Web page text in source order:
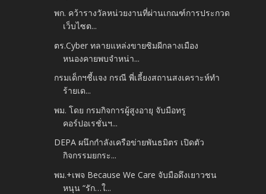
พก. คว้ารางวัลหน่วยงานที่ผ่านเกณฑ์การประกวด
เว็บไซต...
ตร.Cyber ทลายแหล่งขายซิมผีกลางเมือง
หนองคายพบจำหน่า...
กรมเด็กฯชี้แจง กรณี พี่เลี้ยงสถานสงเคราะห์ทำ
ร้ายเด...
พม. โดย กรมกิจการผู้สูงอายุ จับมือทรู
คอร์ปอเรชั่นฯ...
DEPA ผนึกกำลังเครือข่ายพันธมิตร เปิดตัว
กิจกรรมยกระ...
พม.+เพจ Because We Care จับมือดึงเยาวชน
หนุน “รัก…ใ...